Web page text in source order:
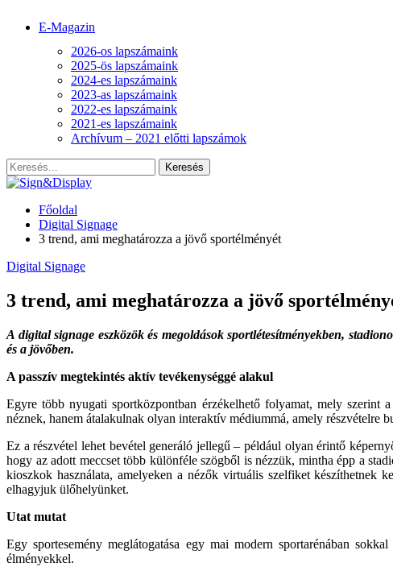
E-Magazin
2026-os lapszámaink
2025-ös lapszámaink
2024-es lapszámaink
2023-as lapszámaink
2022-es lapszámaink
2021-es lapszámaink
Archívum – 2021 előtti lapszámok
Főoldal
Digital Signage
3 trend, ami meghatározza a jövő sportélményét
Digital Signage
3 trend, ami meghatározza a jövő
A digital signage eszközök és megoldások sportlétesítmények­ben,
és a jövőben.
A passzív megtekintés aktív tevé­kenységgé alakul
Egyre több nyugati sportközpontban érzékelhető folyamat, mely szerint
néznek, hanem át­alakulnak olyan interaktív médiummá, amely részvételre
Ez a részvétel lehet bevétel generáló jel­legű – például olyan érintő
hogy az adott meccset több különféle szögből is nézzük, mintha épp a
kioszkok használata, amelyeken a nézők virtuális szelfiket készíthetnek
elhagyjuk ülőhelyünket.
Utat mutat
Egy sportesemény meglátogatása egy mai modern sportarénában
élményekkel.